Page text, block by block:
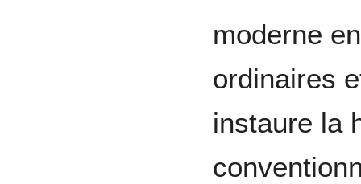
moderne
ordinaires
instaure la